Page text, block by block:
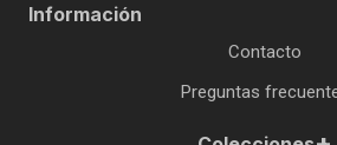
Información
Contacto
Preguntas